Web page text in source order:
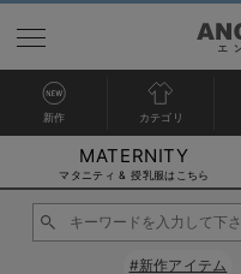
マタニティウェア全て
マタニティ ワンピース
マタニティ 下着・インナー全て
授乳服全て
マタニティ フォーマル全て
マタニティ スーツ
授乳用品全て
妊婦用 抱き枕・授乳クッション
マタニティレッグウェア全て
マタニティストッキング・タイツ
マタニティ ボディケア全て
アウトレット全て
【アウトレット】ワンピース
特集全て
再入荷全て
再入荷｜インナー
新作 カテゴリ
MATERNITY
マタニティ & 授乳服はこちら
#新作アイテム
カートに入れる